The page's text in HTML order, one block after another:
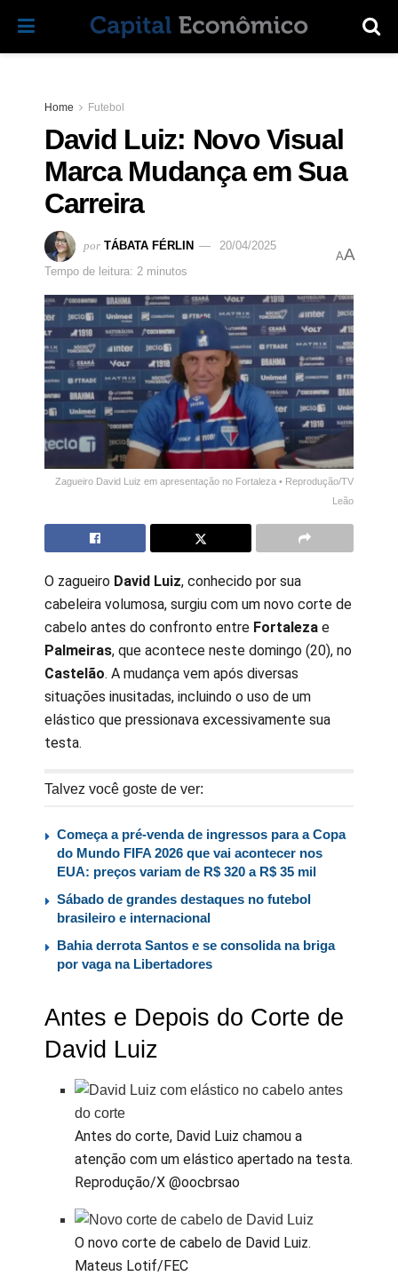
Home Futebol
David Luiz: Novo Visual
Marca Mudança em Sua
Carreira
por TÁBATA FÉRLIN
20/04/2025
Tempo de leitura: 2 minutos
AA
Zagueiro David Luiz em apresentação no Fortaleza • Reprodução/TV
Leão
O zagueiro David Luiz, conhecido por sua
cabeleira volumosa, surgiu com um novo corte de
cabelo antes do confronto entre Fortaleza e
Palmeiras, que acontece neste domingo (20), no
Castelão. A mudança vem após diversas
situações inusitadas, incluindo o uso de um
elástico que pressionava excessivamente sua
testa.
Talvez você goste de ver:
Começa a pré-venda de ingressos para a Copa
do Mundo FIFA 2026 que vai acontecer nos
EUA: preços variam de R$ 320 a R$ 35 mil
Sábado de grandes destaques no futebol
brasileiro e internacional
Bahia derrota Santos e se consolida na briga
por vaga na Libertadores
Antes e Depois do Corte de
David Luiz
Antes do corte, David Luiz chamou a
atenção com um elástico apertado na testa.
Reprodução/X @oocbrsao
O novo corte de cabelo de David Luiz.
Mateus Lotif/FEC